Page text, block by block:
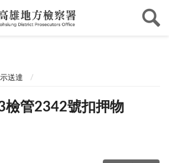
送達
檢管2342號扣押物